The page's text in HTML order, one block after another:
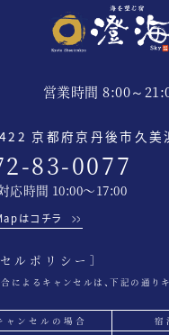
営業時間 8:00～
京都府京丹後市久美
83-0077
応時間 10:00〜17:00
はコチラ
ルポリシー］
によるキャンセルは、下記の通り
ャンセルの場合 宿